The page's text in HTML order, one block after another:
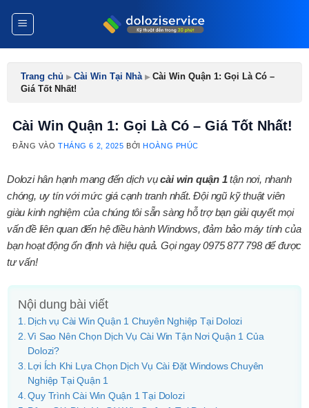
Trang chủ ▸ Cài Win Tại Nhà▸ Cài Win Quận 1: Gọi Là Có –
Giá Tốt Nhất!
Cài Win Quận 1: Gọi Là Có – Giá Tốt Nhất!
ĐĂNG VÀOTHÁNG 6 2, 2025 BỞIHOÀNG PHÚC
Dolozi hân hạnh mang đến dịch vụcài win quận 1tận nơi, nhanh
chóng, uy tín với mức giá cạnh tranh nhất. Đội ngũ kỹ thuật viên
giàu kinh nghiệm của chúng tôi sẵn sàng hỗ trợ bạn giải quyết mọi
vấn đề liên quan đến hệ điều hành Windows, đảm bảo máy tính của
bạn hoạt động ổn định và hiệu quả. Gọi ngay 0975 877 798 để được
tư vấn!
Nội dung bài viết
Dịch vụ Cài Win Quận 1 Chuyên Nghiệp Tại Dolozi
Vì Sao Nên Chọn Dịch Vụ Cài Win Tận Nơi Quận 1 Của
Dolozi?
Lợi Ích Khi Lựa Chọn Dịch Vụ Cài Đặt Windows Chuyên
Nghiệp Tại Quận 1
Quy Trình Cài Win Quận 1 Tại Dolozi